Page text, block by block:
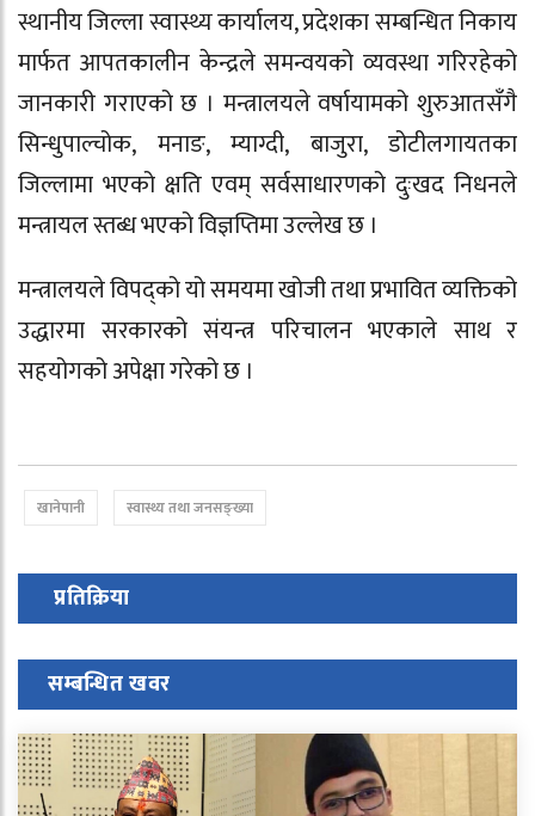
स्थानीय जिल्ला स्वास्थ्य कार्यालय, प्रदेशका सम्बन्धित निकाय
मार्फत आपतकालीन केन्द्रले समन्वयको व्यवस्था गरिरहेको
जानकारी गराएको छ । मन्त्रालयले वर्षायामको शुरुआतसँगै
सिन्धुपाल्चोक, मनाङ, म्याग्दी, बाजुरा, डोटीलगायतका
जिल्लामा भएको क्षति एवम् सर्वसाधारणको दुःखद निधनले
मन्त्रायल स्तब्ध भएको विज्ञप्तिमा उल्लेख छ ।
मन्त्रालयले विपद्को यो समयमा खोजी तथा प्रभावित व्यक्तिको
उद्धारमा सरकारको संयन्त्र परिचालन भएकाले साथ र
सहयोगको अपेक्षा गरेको छ ।
खानेपानी स्वास्थ्य तथा जनसङ्ख्या
प्रतिक्रिया
सम्बन्धित खवर